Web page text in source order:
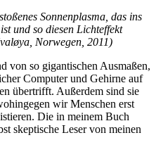
Sonnenplasma, das ins
und so diesen Licht­effekt
Norwegen, 2011)
von so gigantischen Ausmaßen,
Computer und Gehirne auf
übertrifft. Außerdem sind sie
wir Menschen erst
Die in meinem Buch
skeptische Leser von meinen